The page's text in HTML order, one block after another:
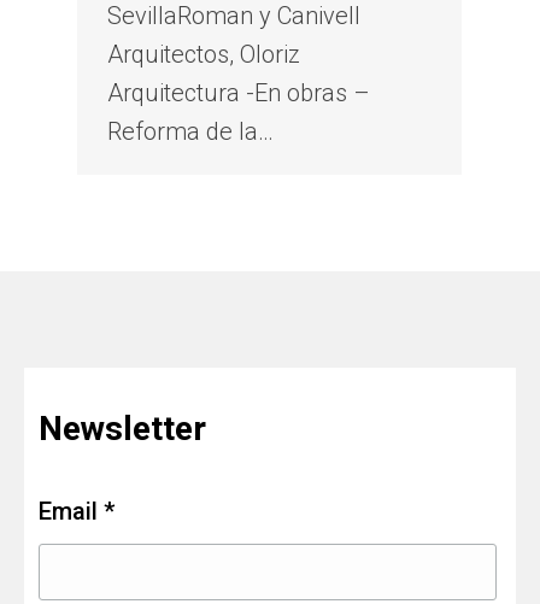
SevillaRoman y Canivell
Arquitectos, Oloriz
Arquitectura -En obras –
Reforma de la…
Newsletter
Email *